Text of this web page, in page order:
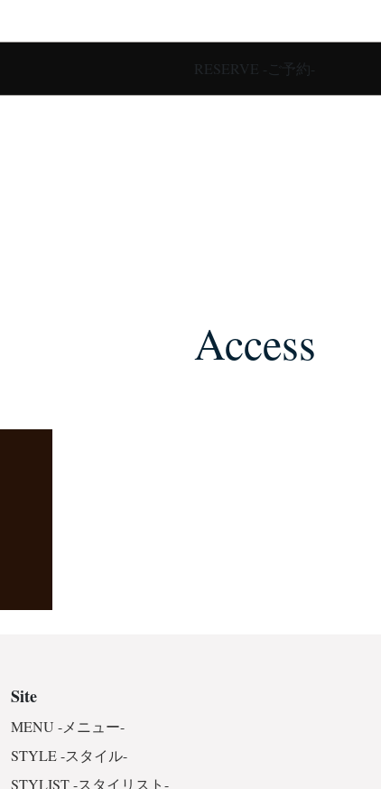
RESERVE -ご予約-
Access
Site
MENU -メニュー-
STYLE -スタイル-
STYLIST -スタイリスト-